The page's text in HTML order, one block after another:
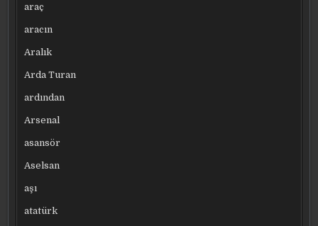
araç
aracın
Aralık
Arda Turan
ardından
Arsenal
asansör
Aselsan
aşı
atatürk